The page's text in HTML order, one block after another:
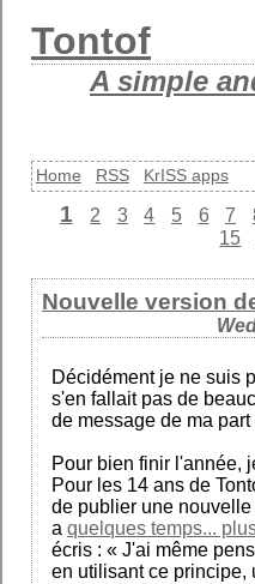
Tontof
A simple
Home RSS KrISS apps
1 2 3 4 5 6 7
15
Nouvelle version
Décidément je ne suis
s'en fallait pas de
de message de ma part
Pour bien finir l'année,
Pour les 14 ans de
de publier une
a quelques temps...
écris : « J'ai même
en utilisant ce principe,